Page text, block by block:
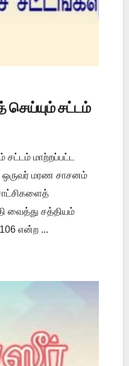
சட்டம்
மாற்றப்பட்ட
ஒருவர் மரண சாசனம்
வைத்து சத்தியம்
என்ற ...